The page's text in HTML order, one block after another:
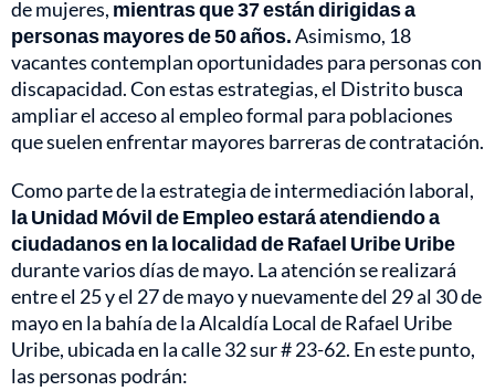
de mujeres, mientras que 37 están dirigidas a
personas mayores de 50 años.Asimismo, 18
vacantes contemplan oportunidades para personas con
discapacidad. Con estas estrategias, el Distrito busca
ampliar el acceso al empleo formal para poblaciones
que suelen enfrentar mayores barreras de contratación.
Como parte de la estrategia de intermediación laboral,
la Unidad Móvil de Empleo estará atendiendo a
ciudadanos en la localidad de Rafael Uribe Uribe
durante varios días de mayo. La atención se realizará
entre el 25 y el 27 de mayo y nuevamente del 29 al 30 de
mayo en la bahía de la Alcaldía Local de Rafael Uribe
Uribe, ubicada en la calle 32 sur # 23-62. En este punto,
las personas podrán: